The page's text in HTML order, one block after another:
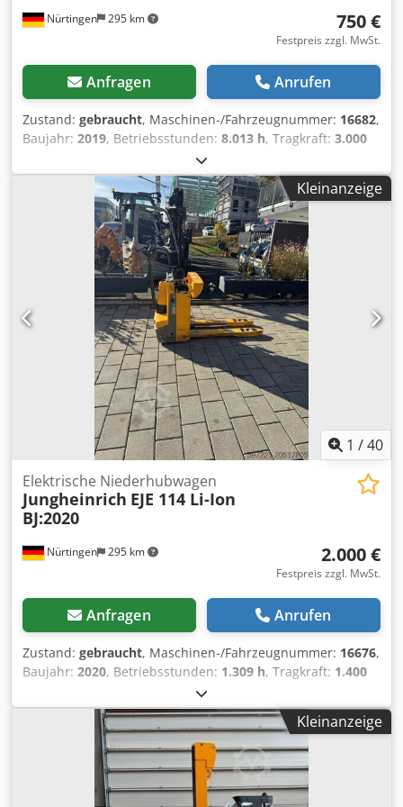
Nürtingen 295 km 750 €
Festpreis zzgl. MwSt.
Anfragen Anrufen
Zustand: gebraucht, Maschinen-/Fahrzeugnummer: 16682,
Baujahr: 2019, Betriebsstunden: 8.013 h, Tragkraft: 3.000
, Masttyp:
Chjdpfx Ajxwgz Hjn Hja Seriennummer: 91638297
Kleinanzeige
1 /40
Nürtingen 295 km
Elektrische Niederhubwagen
Jungheinrich EJE 114 Li-Ion
BJ:2020
2.000 €
Festpreis zzgl. MwSt.
Anfragen Anrufen
Zustand: gebraucht, Maschinen-/Fahrzeugnummer: 16676,
Baujahr: 2020, Betriebsstunden: 1.309 h, Tragkraft: 1.400
, Lastschwerpunkt:
Kraftstofftyp:elektrisch, Masttyp:Sonstige, Bauhöhe:
, Batteriespannung:24 V, Vorderreifengröße:,
Hinterreifengröße:, Gesamtgewicht:407 kg, 5014032
Codsxwf Sqjpfx An Hjha Seriennummer: 98265203 Batterie-
Details: 24 Volt
Kleinanzeige